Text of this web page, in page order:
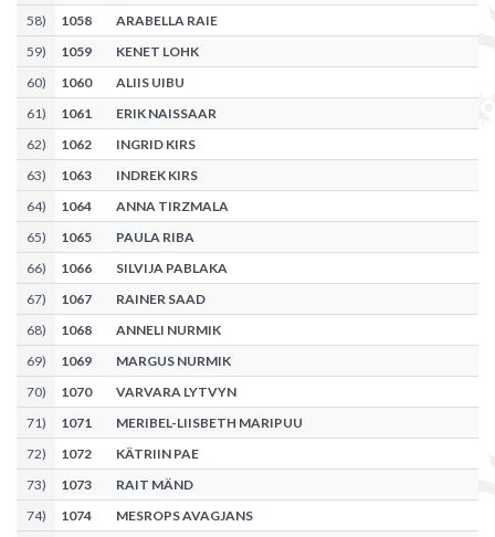
58) 1058
ARABELLA RAIE
59) 1059
KENET LOHK
60) 1060
ALIIS UIBU
61) 1061
ERIK NAISSAAR
62) 1062
INGRID KIRS
63) 1063
INDREK KIRS
64) 1064
ANNA TIRZMALA
65) 1065
PAULA RIBA
66) 1066
SILVIJA PABLAKA
67) 1067
RAINER SAAD
68) 1068
ANNELI NURMIK
69) 1069
MARGUS NURMIK
70) 1070
VARVARA LYTVYN
71) 1071
MERIBEL-LIISBETH MARIPUU
72) 1072
KÄTRIIN PAE
73) 1073
RAIT MÄND
74) 1074
MESROPS AVAGJANS